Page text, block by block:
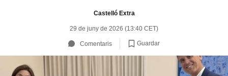
Castelló Extra
29 de juny de 2026 (13:40 CET)
Comentaris Guardar